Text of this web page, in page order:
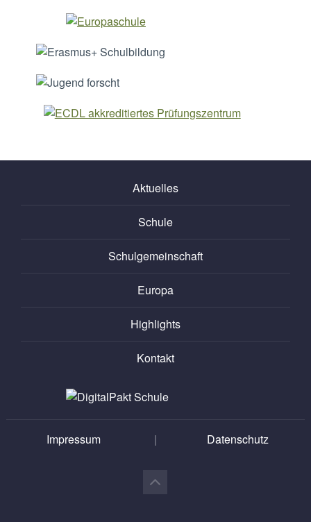
Aktuelles
Schule
Schulgemeinschaft
Europa
Highlights
Kontakt
Impressum | Datenschutz